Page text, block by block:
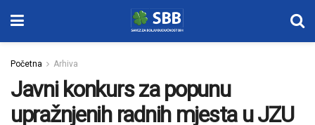
Početna Arhiva
Javni konkurs za popunu
upražnjenih radnih mjesta u JZU